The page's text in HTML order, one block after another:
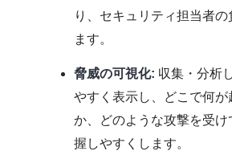
り、セキュリティ担当者
ます。
脅威の可視化: 収集・分析
やすく表示し、どこで何が
か、どのような攻撃を受
握しやすくします。